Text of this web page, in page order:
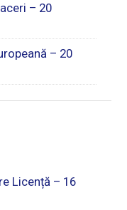
– 20
– 20
Licență – 16